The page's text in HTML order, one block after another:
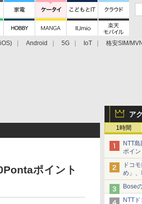
Android 5G IoT
格安SIM/
ア
1時間
NTT
ポイン
ドコ
め」
Bose
NTT
ポイント